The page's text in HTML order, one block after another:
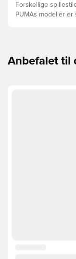
Forskellige
PUMAs modeller
Anbefalet til